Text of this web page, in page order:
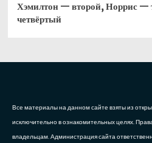
Хэмилтон — второй, Норрис —
четвёртый
Все материалы на данном сайте взяты из
исключительно в ознакомительных целях.
владельцам. Администрация сайта